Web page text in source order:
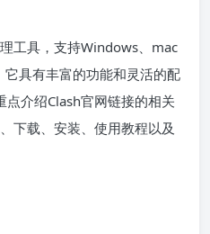
工具，支持Windows、mac
具有丰富的功能和灵活的配
介绍Clash官网链接的相关
下载、安装、使用教程以及